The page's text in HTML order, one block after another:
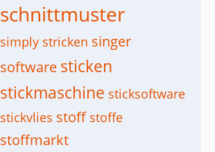
schnittmuster
simply stricken singer
software sticken
stickmaschine sticksoftware
stickvlies stoff stoffe
stoffmarkt